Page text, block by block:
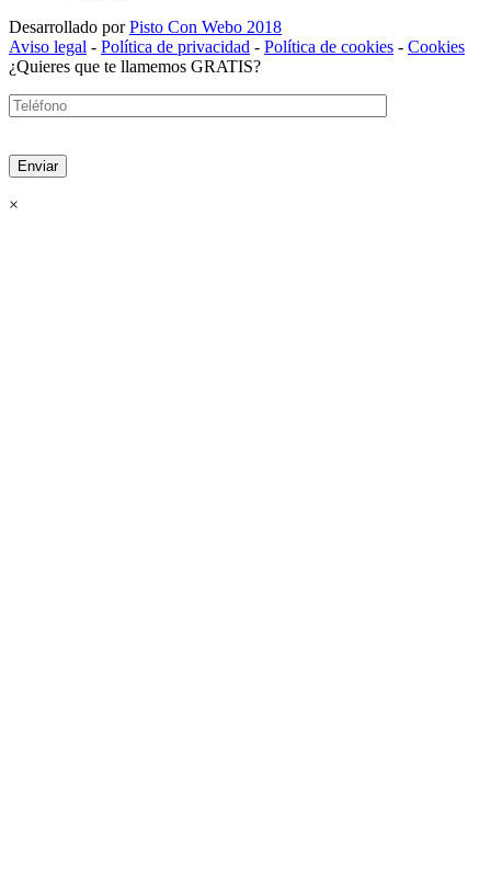
Desarrollado porPisto Con Webo 2018
Aviso legal - Política de privacidad - Política de cookies - Cookies
¿Quieres que te llamemos GRATIS?
×